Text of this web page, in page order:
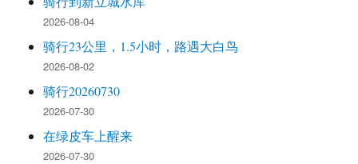
2026-08-04
骑行23公里，1.5小时，路遇大白鸟
2026-08-02
骑行20260730
2026-07-30
在绿皮车上醒来
2026-07-30